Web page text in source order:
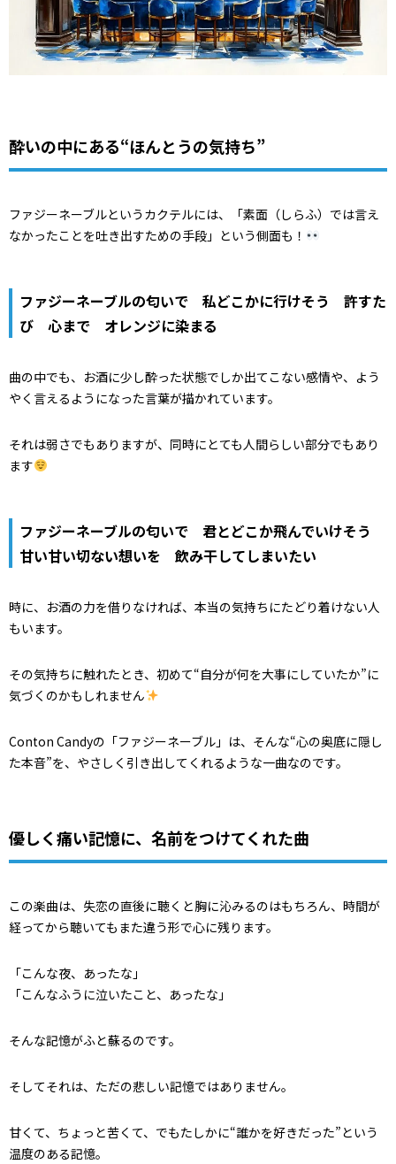
酔いの中にある“ほんとうの気持ち”
ファジーネーブルというカクテルには、「素面（しらふ）では言え
なかったことを吐き出すための手段」という側面も！
ファジーネーブルの匂いで 私どこかに行けそう 許すた
び 心まで オレンジに染まる
曲の中でも、お酒に少し酔った状態でしか出てこない感情や、よう
やく言えるようになった言葉が描かれています。
それは弱さでもありますが、同時にとても人間らしい部分でもあり
ます
ファジーネーブルの匂いで 君とどこか飛んでいけそう
甘い甘い切ない想いを 飲み干してしまいたい
時に、お酒の力を借りなければ、本当の気持ちにたどり着けない人
もいます。
その気持ちに触れたとき、初めて“自分が何を大事にしていたか”に
気づくのかもしれません
Conton Candyの「ファジーネーブル」は、そんな“心の奥底に隠し
た本音”を、やさしく引き出してくれるような一曲なのです。
優しく痛い記憶に、名前をつけてくれた曲
この楽曲は、失恋の直後に聴くと胸に沁みるのはもちろん、時間が
経ってから聴いてもまた違う形で心に残ります。
「こんな夜、あったな」
「こんなふうに泣いたこと、あったな」
そんな記憶がふと蘇るのです。
そしてそれは、ただの悲しい記憶ではありません。
甘くて、ちょっと苦くて、でもたしかに“誰かを好きだった”という
温度のある記憶。